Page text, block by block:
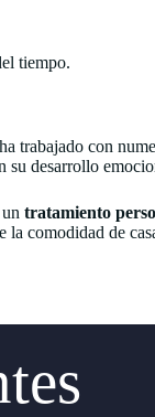
tiempo.
trabajado con
desarrollo
untratamiento
la comodidad de